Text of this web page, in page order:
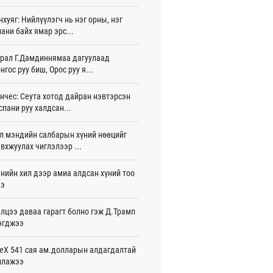
16 цаг 01 мин
Хасина Бангладешт эргэн ирэхээ
15 цаг 58 мин
15 цаг 54 мин
улсын хамтын ажиллагааны талаар
солилцов
сард Сүхбаатар боомтоор
Н.Амарзаяа: 32 хуудастай
дэвтэр долоо хоногт л дүүрдэг
15 цаг 31 мин
Нийлүүлэгч нь нэг орны, нэг
байх ямар эрс...
Г.Дамдиннямаа дагуулаад
руу биш, Орос руу я...
Сеута хотод дайран нэвтэрсэн
руу халдсан...
мэндийн салбарын хүний нөөцийг
чиглэлээр ...
хил дээр амиа алдсан хүний тоо
даваа гарагт болно гэж Д.Трамп
541 сая ам.долларын алдагдалтай